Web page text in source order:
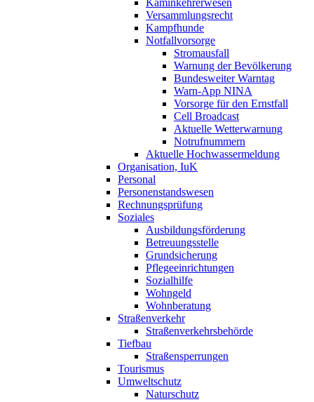
Kaminkehrerwesen
Versammlungsrecht
Kampfhunde
Notfallvorsorge
Stromausfall
Warnung der Bevölkerung
Bundesweiter Warntag
Warn-App NINA
Vorsorge für den Ernstfall
Cell Broadcast
Aktuelle Wetterwarnung
Notrufnummern
Aktuelle Hochwassermeldung
Organisation, IuK
Personal
Personenstandswesen
Rechnungsprüfung
Soziales
Ausbildungsförderung
Betreuungsstelle
Grundsicherung
Pflegeeinrichtungen
Sozialhilfe
Wohngeld
Wohnberatung
Straßenverkehr
Straßenverkehrsbehörde
Tiefbau
Straßensperrungen
Tourismus
Umweltschutz
Naturschutz